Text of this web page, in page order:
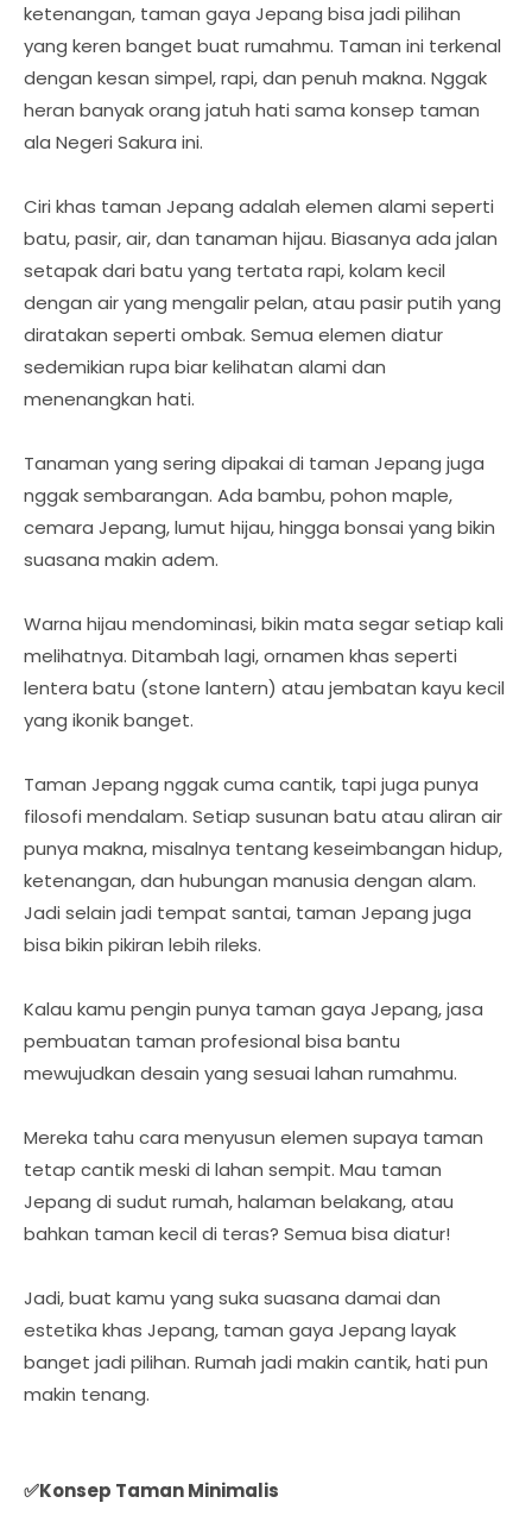
ketenangan, taman gaya Jepang bisa jadi pilihan
yang keren banget buat rumahmu. Taman ini terkenal
dengan kesan simpel, rapi, dan penuh makna. Nggak
heran banyak orang jatuh hati sama konsep taman
ala Negeri Sakura ini.
Ciri khas taman Jepang adalah elemen alami seperti
batu, pasir, air, dan tanaman hijau. Biasanya ada jalan
setapak dari batu yang tertata rapi, kolam kecil
dengan air yang mengalir pelan, atau pasir putih yang
diratakan seperti ombak. Semua elemen diatur
sedemikian rupa biar kelihatan alami dan
menenangkan hati.
Tanaman yang sering dipakai di taman Jepang juga
nggak sembarangan. Ada bambu, pohon maple,
cemara Jepang, lumut hijau, hingga bonsai yang bikin
suasana makin adem.
Warna hijau mendominasi, bikin mata segar setiap kali
melihatnya. Ditambah lagi, ornamen khas seperti
lentera batu (stone lantern) atau jembatan kayu kecil
yang ikonik banget.
Taman Jepang nggak cuma cantik, tapi juga punya
filosofi mendalam. Setiap susunan batu atau aliran air
punya makna, misalnya tentang keseimbangan hidup,
ketenangan, dan hubungan manusia dengan alam.
Jadi selain jadi tempat santai, taman Jepang juga
bisa bikin pikiran lebih rileks.
Kalau kamu pengin punya taman gaya Jepang, jasa
pembuatan taman profesional bisa bantu
mewujudkan desain yang sesuai lahan rumahmu.
Mereka tahu cara menyusun elemen supaya taman
tetap cantik meski di lahan sempit. Mau taman
Jepang di sudut rumah, halaman belakang, atau
bahkan taman kecil di teras? Semua bisa diatur!
Jadi, buat kamu yang suka suasana damai dan
estetika khas Jepang, taman gaya Jepang layak
banget jadi pilihan. Rumah jadi makin cantik, hati pun
makin tenang.
✅Konsep Taman Minimalis